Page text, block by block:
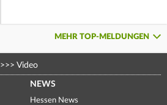
MEHR TOP-MELDUNGEN
>>> Video
NEWS
Hessen News